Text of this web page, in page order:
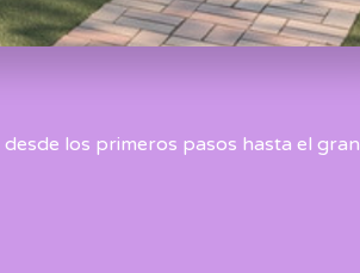
los primeros pasos hasta el gran